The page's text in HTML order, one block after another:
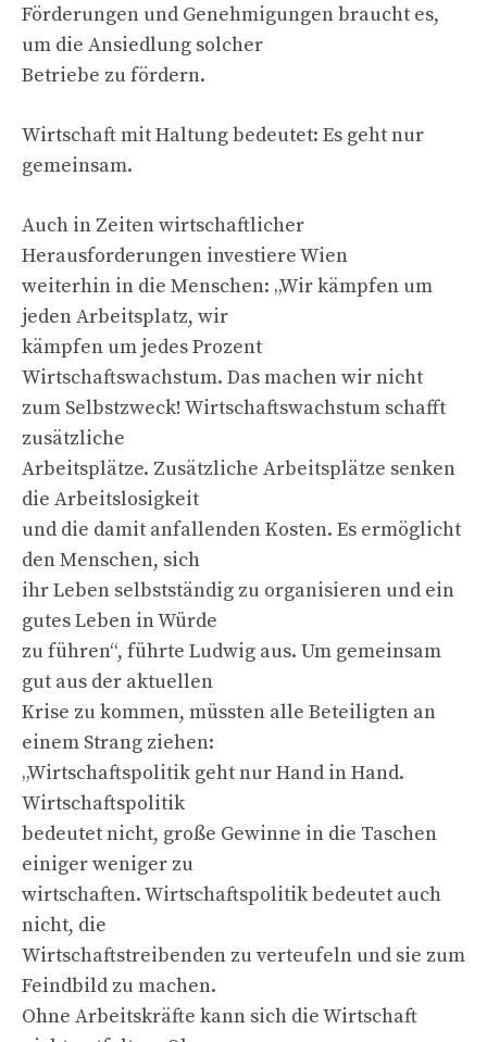
Förderungen und Genehmigungen braucht es,
um die Ansiedlung solcher
Betriebe zu fördern.
Wirtschaft mit Haltung bedeutet: Es geht nur
gemeinsam.
Auch in Zeiten wirtschaftlicher
Herausforderungen investiere Wien
weiterhin in die Menschen: „Wir kämpfen um
jeden Arbeitsplatz, wir
kämpfen um jedes Prozent
Wirtschaftswachstum. Das machen wir nicht
zum Selbstzweck! Wirtschaftswachstum schafft
zusätzliche
Arbeitsplätze. Zusätzliche Arbeitsplätze senken
die Arbeitslosigkeit
und die damit anfallenden Kosten. Es ermöglicht
den Menschen, sich
ihr Leben selbstständig zu organisieren und ein
gutes Leben in Würde
zu führen“, führte Ludwig aus. Um gemeinsam
gut aus der aktuellen
Krise zu kommen, müssten alle Beteiligten an
einem Strang ziehen:
„Wirtschaftspolitik geht nur Hand in Hand.
Wirtschaftspolitik
bedeutet nicht, große Gewinne in die Taschen
einiger weniger zu
wirtschaften. Wirtschaftspolitik bedeutet auch
nicht, die
Wirtschaftstreibenden zu verteufeln und sie zum
Feindbild zu machen.
Ohne Arbeitskräfte kann sich die Wirtschaft